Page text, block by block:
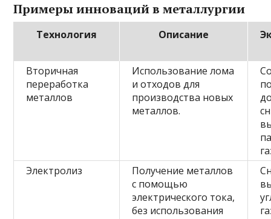
Примеры инноваций в металлургии
Технология Описание
Вторичная
переработка
металлов
Использование лома
и отходов для
производства новых
металлов.
Электролиз
Получение металлов
с помощью
электрического тока,
без использования